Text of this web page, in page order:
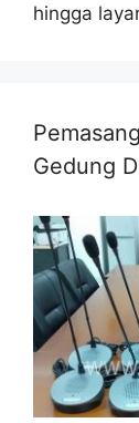
hingga
Gedung